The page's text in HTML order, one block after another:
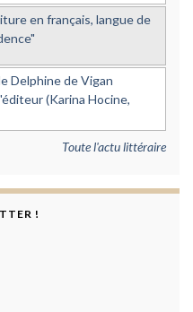
en français, langue de
Delphine de Vigan
(Karina Hocine,
Toute l'actu littéraire
!